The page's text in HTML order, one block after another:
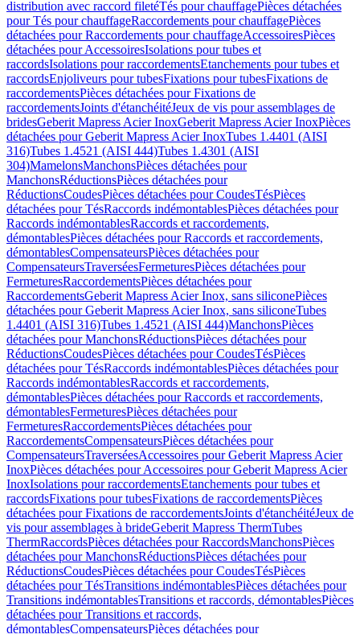
distribution avec raccord filetéTés pour chauffagePièces détachées
pour Tés pour chauffageRaccordements pour chauffagePièces
détachées pour Raccordements pour chauffageAccessoiresPièces
détachées pour AccessoiresIsolations pour tubes et
raccordsIsolations pour raccordementsEtanchements pour tubes et
raccordsEnjoliveurs pour tubesFixations pour tubesFixations de
raccordementsPièces détachées pour Fixations de
raccordementsJoints d'étanchéitéJeux de vis pour assemblages de
bridesGeberit Mapress Acier InoxGeberit Mapress Acier InoxPièces
détachées pour Geberit Mapress Acier InoxTubes 1.4401 (AISI
316)Tubes 1.4521 (AISI 444)Tubes 1.4301 (AISI
304)MamelonsManchonsPièces détachées pour
ManchonsRéductionsPièces détachées pour
RéductionsCoudesPièces détachées pour CoudesTésPièces
détachées pour TésRaccords indémontablesPièces détachées pour
Raccords indémontablesRaccords et raccordements,
démontablesPièces détachées pour Raccords et raccordements,
démontablesCompensateursPièces détachées pour
CompensateursTraverséesFermeturesPièces détachées pour
FermeturesRaccordementsPièces détachées pour
RaccordementsGeberit Mapress Acier Inox, sans siliconePièces
détachées pour Geberit Mapress Acier Inox, sans siliconeTubes
1.4401 (AISI 316)Tubes 1.4521 (AISI 444)ManchonsPièces
détachées pour ManchonsRéductionsPièces détachées pour
RéductionsCoudesPièces détachées pour CoudesTésPièces
détachées pour TésRaccords indémontablesPièces détachées pour
Raccords indémontablesRaccords et raccordements,
démontablesPièces détachées pour Raccords et raccordements,
démontablesFermeturesPièces détachées pour
FermeturesRaccordementsPièces détachées pour
RaccordementsCompensateursPièces détachées pour
CompensateursTraverséesAccessoires pour Geberit Mapress Acier
InoxPièces détachées pour Accessoires pour Geberit Mapress Acier
InoxIsolations pour raccordementsEtanchements pour tubes et
raccordsFixations pour tubesFixations de raccordementsPièces
détachées pour Fixations de raccordementsJoints d'étanchéitéJeux de
vis pour assemblages à brideGeberit Mapress ThermTubes
ThermRaccordsPièces détachées pour RaccordsManchonsPièces
détachées pour ManchonsRéductionsPièces détachées pour
RéductionsCoudesPièces détachées pour CoudesTésPièces
détachées pour TésTransitions indémontablesPièces détachées pour
Transitions indémontablesTransitions et raccords, démontablesPièces
détachées pour Transitions et raccords,
démontablesCompensateursPièces détachées pour